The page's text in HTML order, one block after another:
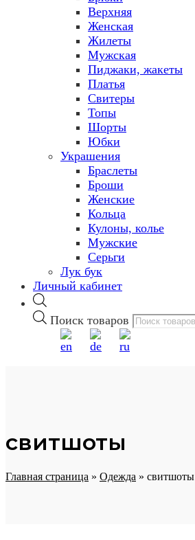
Верхняя
Женская
Жилеты
Мужская
Пиджаки, жакеты
Платья
Свитеры
Топы
Шорты
Юбки
Украшения
Браслеты
Броши
Женские
Кольца
Кулоны, колье
Мужские
Серьги
Лук бук
Личный кабинет
Поиск товаров
свитшоты
Главная страница » Одежда » свитшоты